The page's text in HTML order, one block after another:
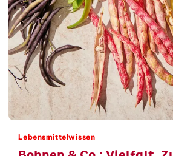
Lebensmittelwissen